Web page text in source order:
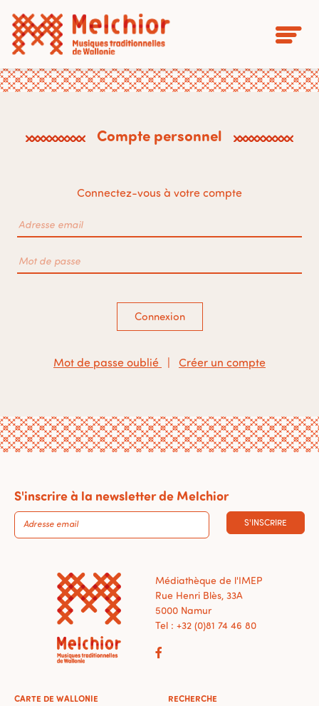
Compte personnel
Connectez-vous à votre compte
Connexion
Mot de passe oublié Créer un compte
S'inscrire à la newsletter de Melchior
S'INSCRIRE
Médiathèque de l'IMEP
Rue Henri Blès, 33A
5000 Namur
Tel : +32 (0)81 74 46 80
CARTE DE WALLONIE
RECHERCHE